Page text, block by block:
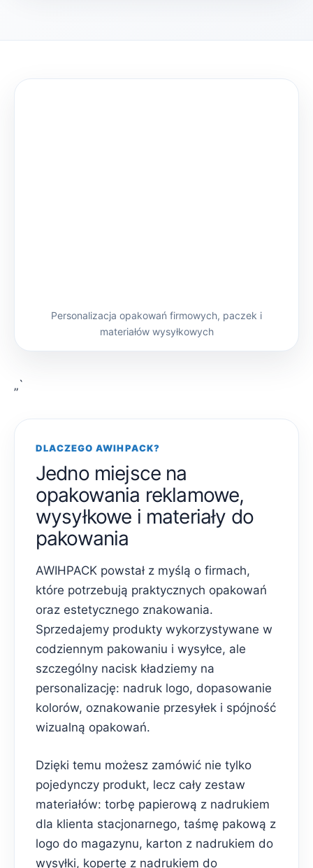
Personalizacja opakowań firmowych, paczek i
materiałów wysyłkowych
„`
DLACZEGO AWIHPACK?
Jedno miejsce na
opakowania reklamowe,
wysyłkowe i materiały do
pakowania
AWIHPACK powstał z myślą o firmach,
które potrzebują praktycznych opakowań
oraz estetycznego znakowania.
Sprzedajemy produkty wykorzystywane w
codziennym pakowaniu i wysyłce, ale
szczególny nacisk kładziemy na
personalizację: nadruk logo, dopasowanie
kolorów, oznakowanie przesyłek i spójność
wizualną opakowań.
Dzięki temu możesz zamówić nie tylko
pojedynczy produkt, lecz cały zestaw
materiałów: torbę papierową z nadrukiem
dla klienta stacjonarnego, taśmę pakową z
logo do magazynu, karton z nadrukiem do
wysyłki, kopertę z nadrukiem do